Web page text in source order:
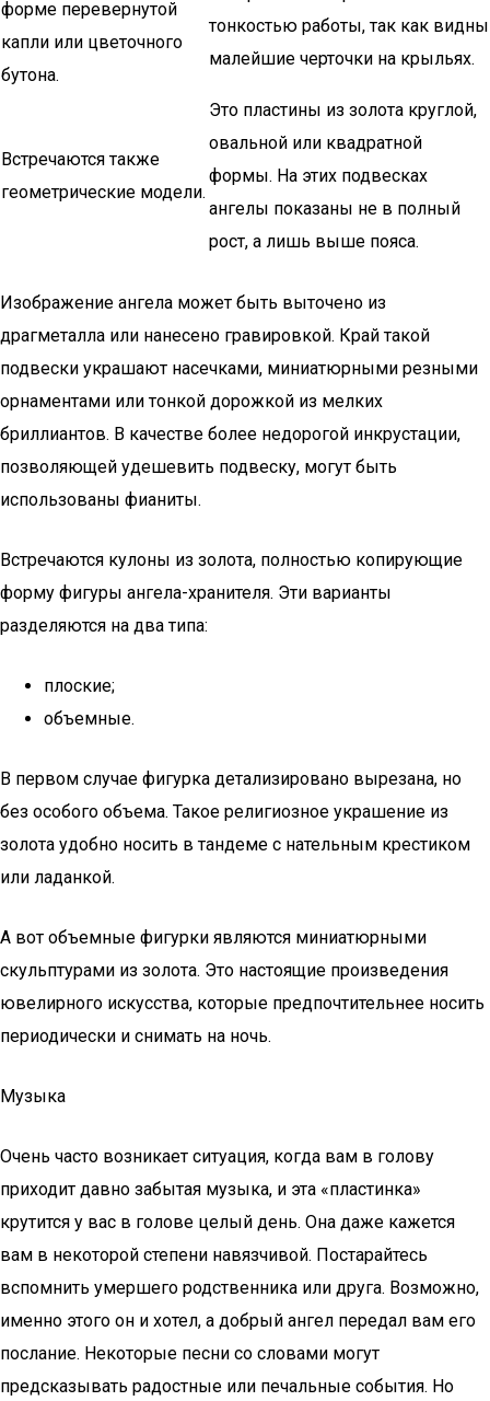
форме перевернутой
капли или цветочного
бутона.
тонкостью работы, так как видны
малейшие черточки на крыльях.
Встречаются также
геометрические модели.
Это пластины из золота круглой,
овальной или квадратной
формы. На этих подвесках
ангелы показаны не в полный
рост, а лишь выше пояса.
Изображение ангела может быть выточено из
драгметалла или нанесено гравировкой. Край такой
подвески украшают насечками, миниатюрными резными
орнаментами или тонкой дорожкой из мелких
бриллиантов. В качестве более недорогой инкрустации,
позволяющей удешевить подвеску, могут быть
использованы фианиты.
Встречаются кулоны из золота, полностью копирующие
форму фигуры ангела-хранителя. Эти варианты
разделяются на два типа:
плоские;
объемные.
В первом случае фигурка детализировано вырезана, но
без особого объема. Такое религиозное украшение из
золота удобно носить в тандеме с нательным крестиком
или ладанкой.
А вот объемные фигурки являются миниатюрными
скульптурами из золота. Это настоящие произведения
ювелирного искусства, которые предпочтительнее носить
периодически и снимать на ночь.
Музыка
Очень часто возникает ситуация, когда вам в голову
приходит давно забытая музыка, и эта «пластинка»
крутится у вас в голове целый день. Она даже кажется
вам в некоторой степени навязчивой. Постарайтесь
вспомнить умершего родственника или друга. Возможно,
именно этого он и хотел, а добрый ангел передал вам его
послание. Некоторые песни со словами могут
предсказывать радостные или печальные события. Но